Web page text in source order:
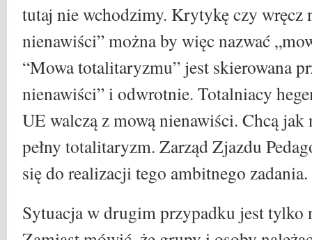
tutaj nie wchodzimy. Krytykę czy wręcz
nienawiści” można by więc nazwać
“Mowa totalitaryzmu” jest skierowana
nienawiści” i odwrotnie. Totalniacy
UE walczą z mową nienawiści. Chcą
pełny totalitaryzm. Zarząd Zjazdu
się do realizacji tego ambitnego zadania.
Sytuacja w drugim przypadku jest tylko